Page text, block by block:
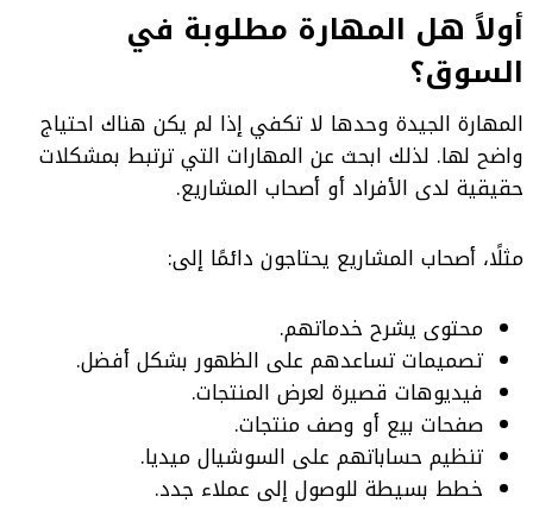
أولاً هل المهارة مطلوبة في
السوق؟
المهارة الجيدة وحدها لا تكفي إذا لم يكن هناك احتياج
واضح لها. لذلك ابحث عن المهارات التي ترتبط بمشكلات
حقيقية لدى الأفراد أو أصحاب المشاريع.
مثلًا، أصحاب المشاريع يحتاجون دائمًا إلى:
محتوى يشرح خدماتهم.
تصميمات تساعدهم على الظهور بشكل أفضل.
فيديوهات قصيرة لعرض المنتجات.
صفحات بيع أو وصف منتجات.
تنظيم حساباتهم على السوشيال ميديا.
خطط بسيطة للوصول إلى عملاء جدد.